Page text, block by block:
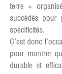
terre »
succédés pour
spécificités.
C’est donc
pour montrer
durable et